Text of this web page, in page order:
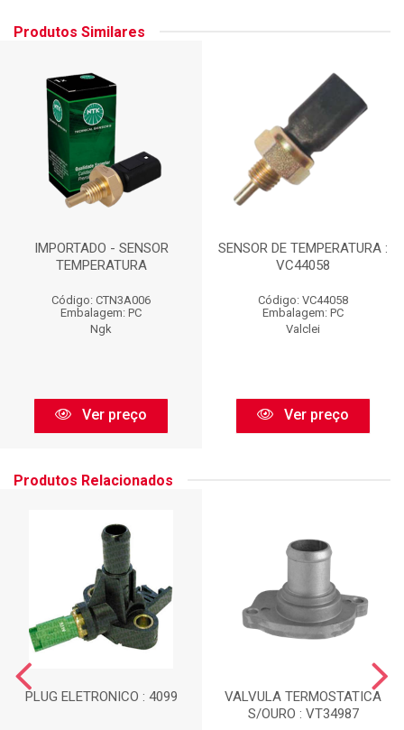
Produtos Similares
IMPORTADO - SENSOR
TEMPERATURA
Código: CTN3A006
Embalagem: PC
Ngk
Ver preço
SENSOR DE TEMPERATURA :
VC44058
Código: VC44058
Embalagem: PC
Valclei
Ver preço
Produtos Relacionados
PLUG ELETRONICO : 4099
VALVULA TERMOSTATICA
S/OURO : VT34987